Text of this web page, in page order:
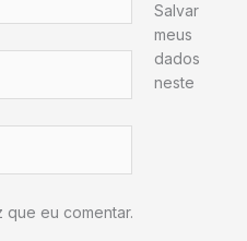
Salvar
meus
dados
neste
eu comentar.